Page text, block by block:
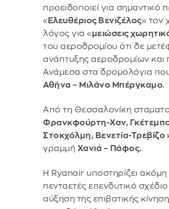
προειδοποιεί για σημαντικό
« Ελευθέριος Βενιζέλος» τον
λόγος για «μειώσεις
του αεροδρομίου ότι δε
ανάπτυξης αεροδρομίων
Ανάμεσα στα δρομολόγια
Αθήνα – Μιλάνο Μπέργκαμο.
Από τη Θεσσαλονίκη
Φρανκφούρτη-Χαν,
Στοκχόλμη, Βενετία-Τρεβίζο
γραμμή Χανιά – Πάφος.
Η Ryanair υποστηρίζει ακόμη
πενταετές επενδυτικό
αύξηση της επιβατικής